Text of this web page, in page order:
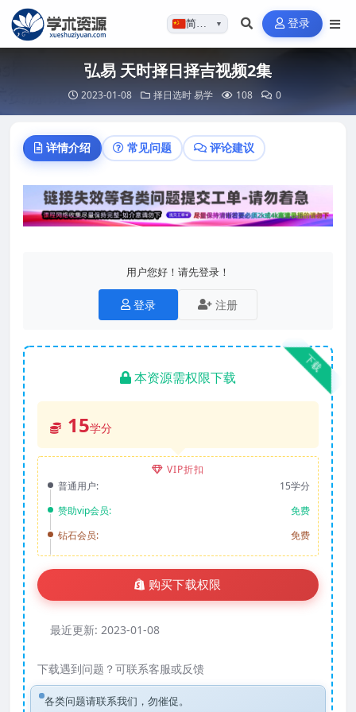
简体…▼ 登录
弘易 天时择日择吉视频2集
2023-01-08 择日选时易学 108 0
详情介绍 常见问题 评论建议
用户您好！请先登录！
登录 注册
下载
本资源需权限下载
15学分
VIP折扣
普通用户:
15学分
赞助vip会员:
免费
钻石会员:
免费
购买下载权限
最近更新: 2023-01-08
下载遇到问题？可联系客服或反馈
各类问题请联系我们，勿催促。